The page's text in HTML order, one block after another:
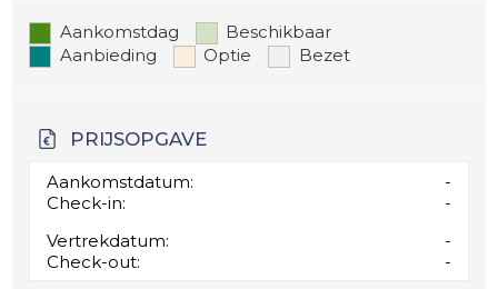
Aankomstdag
Beschikbaar
Aanbieding
Optie Bezet
PRIJSOPGAVE
Aankomstdatum:
-
Check-in:
-
Vertrekdatum:
-
Check-out:
-